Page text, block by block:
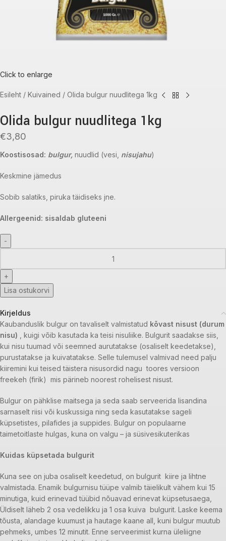
Click to enlarge
Esileht Kuivained Olida bulgur nuudlitega 1kg
Olida bulgur nuudlitega 1kg
€3,80
Koostisosad: bulgur, nuudlid (vesi, nisujahu)
Keskmine jämedus
Sobib salatiks, piruka täidiseks jne.
Allergeenid: sisaldab gluteeni
Lisa ostukorvi
Kirjeldus
Kaubanduslik bulgur on tavaliselt valmistatud kõvast nisust (durum
nisu) , kuigi võib kasutada ka teisi nisuliike. Bulgurit saadakse siis,
kui nisu tuumad või seemned aurutatakse (osaliselt keedetakse),
purustatakse ja kuivatatakse. Selle tulemusel valmivad need palju
kiiremini kui teised täistera nisusordid nagu toores versioon
freekeh (firik) mis pärineb noorest rohelisest nisust.
Bulgur on pähklise maitsega ja seda saab serveerida lisandina
sarnaselt riisi või kuskussiga ning seda kasutatakse sageli
küpsetistes, pilafides ja suppides. Bulgur on populaarne
taimetoitlaste hulgas, kuna on valgu – ja süsivesikuterikas
Kuidas küpsetada bulgurit
Kuna see on juba osaliselt keedetud, on bulgurit kiire ja lihtne
valmistada. Enamik bulgurnisu tüüpe valmib täielikult vähem kui 15
minutiga, kuid erinevad tüübid nõuavad erinevat küpsetusaega,
Üldiselt läheb 2 osa vedelikku ja 1 osa kuiva bulgurit. Laske keema
tõusta, alandage kuumust ja hautage kaane all, kuni bulgur muutub
pehmeks, umbes 12 minutit. Enne serveerimist kurna üleliigne